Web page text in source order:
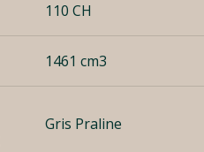
110 CH
1461 cm3
Gris Praline